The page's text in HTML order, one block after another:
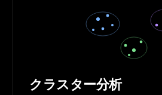
クラスター分析